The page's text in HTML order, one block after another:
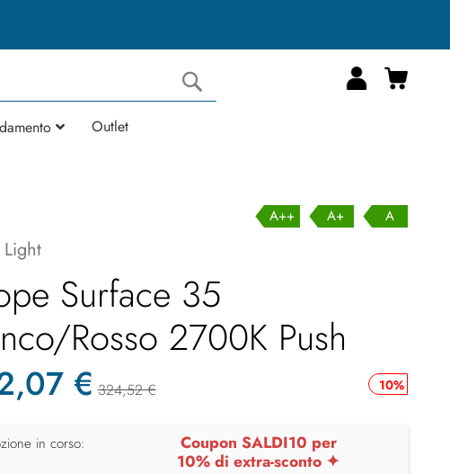
Cerca
Carrello
Outlet
A++ A+ A
Surface 35
Rosso 2700K Push
10%
€ 324,52 €
in corso:
Coupon SALDI10 per
10% di extra-sconto ✦